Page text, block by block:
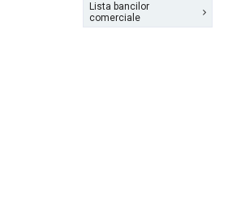
Lista bancilor
comerciale